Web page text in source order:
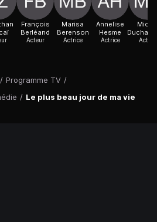
/ Programme TV /
/ Le plus beau jour de ma vie
François
Berléand
Acteur
Marisa
Berenson
Actrice
Annelise
Hesme
Actrice Acteur